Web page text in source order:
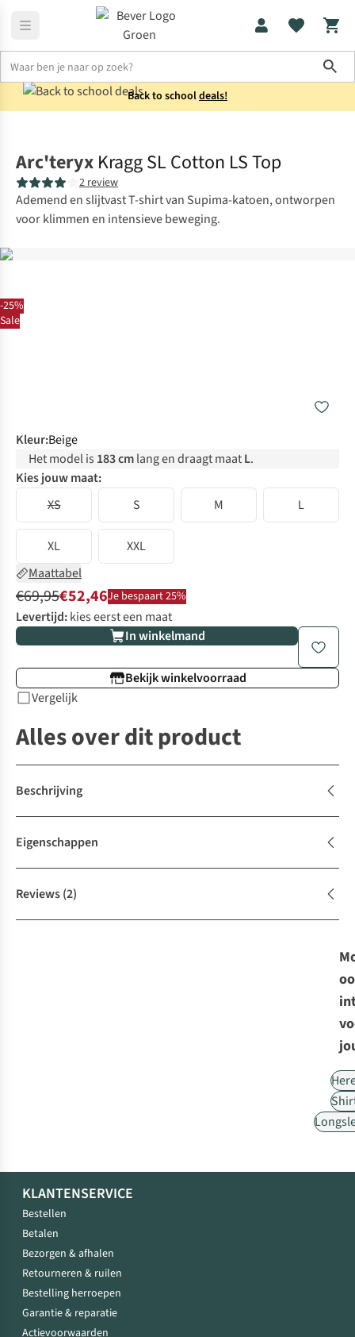
Back to schooldeals!
-25%
Sale
Arc'teryx Kragg SL Cotton LS Top
2 review
Ademend en slijtvast T-shirt van Supima-katoen, ontworpen
voor klimmen en intensieve beweging.
Kleur:Beige
Het model is 183 cmlang en draagt maatL.
Kies jouw maat:
XS
S M L
XL
XXL
Maattabel
€69,95€52,46Je bespaart 25%
Levertijd:kies eerst een maat
In winkelmand
Bekijk winkelvoorraad
Vergelijk
Alles over dit product
Beschrijving
Eigenschappen
Reviews(2)
KLANTENSERVICE
Bestellen
Betalen
Bezorgen & afhalen
Retourneren & ruilen
Bestelling herroepen
Garantie & reparatie
Actievoorwaarden